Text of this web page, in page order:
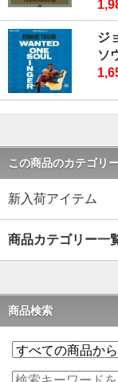
ジ
ソ
この商品のカテゴリ
新入荷アイテム
商品カテゴリー一
商品検索